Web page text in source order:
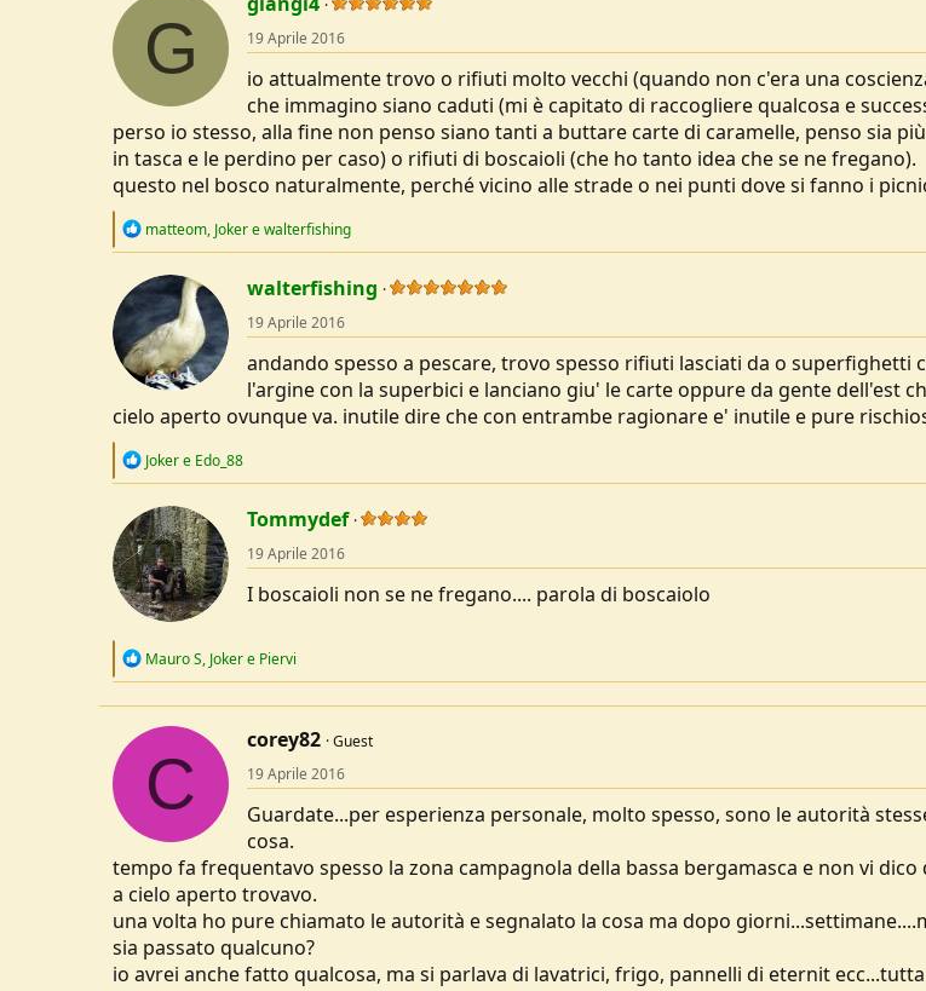
o
s
G 19 Aprile 2016
io attualmente trovo o rifiuti molto vecchi (quando non c'era una
che immagino siano caduti (mi è capitato di raccogliere qualcosa e
perso io stesso, alla fine non penso siano tanti a buttare carte di caramelle, penso sia
in tasca e le perdino per caso) o rifiuti di boscaioli (che ho tanto idea che se ne fregano).
questo nel bosco naturalmente, perché vicino alle strade o nei punti dove si fanno i
R
c
o
n
s
matteom, Jokerewalterfishing
walterfishing
19 Aprile 2016
andando spesso a pescare, trovo spesso rifiuti lasciati da o superfighetti
l'argine con la superbici e lanciano giu' le carte oppure da gente dell'est
cielo aperto ovunque va. inutile dire che con entrambe ragionare e' inutile e pure
R
c
t
i
o
n
s
Jokere Edo_88
Tommydef
19 Aprile 2016
I boscaioli non se ne fregano.... parola di boscaiolo
R
t
o
n
:
Mauro S, Jokere Piervi
C
corey82 Guest
19 Aprile 2016
Guardate...per esperienza personale, molto spesso, sono le autorità
cosa.
tempo fa frequentavo spesso la zona campagnola della bassa bergamasca e non vi
a cielo aperto trovavo.
una volta ho pure chiamato le autorità e segnalato la cosa ma dopo
sia passato qualcuno?
io avrei anche fatto qualcosa, ma si parlava di lavatrici, frigo, pannelli di eternit